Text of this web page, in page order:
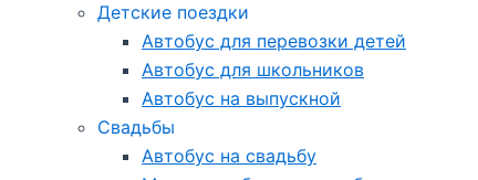
Детские поездки
Автобус для перевозки детей
Автобус для школьников
Автобус на выпускной
Свадьбы
Автобус на свадьбу